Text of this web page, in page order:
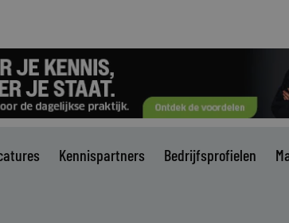
Kennispartners Bedrijfsprofielen